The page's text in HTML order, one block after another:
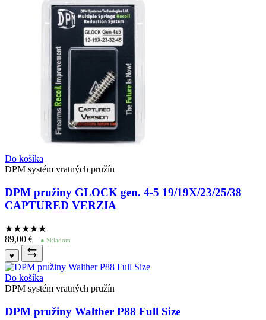
Do košíka
DPM systém vratných pružín
DPM pružiny GLOCK gen. 4-5 19/19X/23/25/38
CAPTURED VERZIA
★★★★★
89,00 € ● Skladom
♥
Do košíka
DPM systém vratných pružín
DPM pružiny Walther P88 Full Size